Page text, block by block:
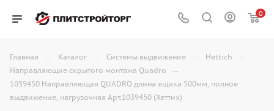
0
Главная — Каталог — Системы выдвижения — Hettich —
Направляющие скрытого монтажа Quadro —
1039450 Направляющая QUADRO длина ящика 500мм, полное
выдвижение, нагрузочная Арт.1039450 (Хеттих)